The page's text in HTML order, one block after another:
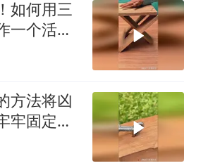
如何用三
一个活动
方法将凶
牢固定在